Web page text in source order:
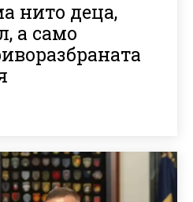
нито деца,
а само